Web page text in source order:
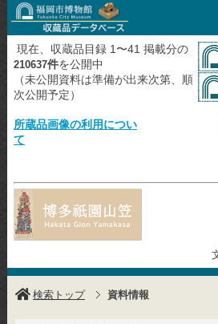
現在、収蔵品目録 1〜41 掲載分の
210637件を公開中
（未公開資料は準備が出来次第、順
次公開予定）
所蔵品画像の利用につい
て
検索トップ 資料情報